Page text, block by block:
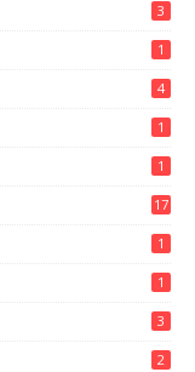
3
1
4
1
1
17
1
1
3
2